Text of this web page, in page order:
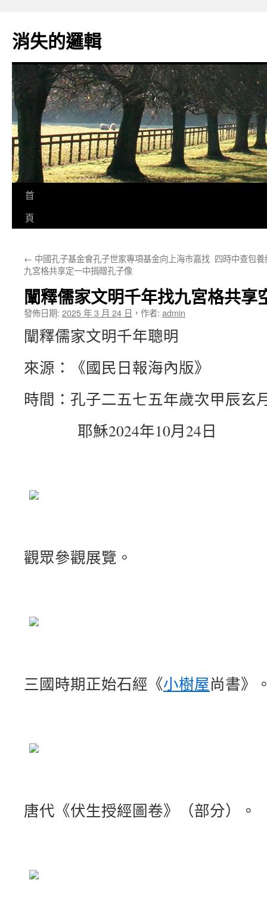
主
要
消失的邏輯
首
頁
← 中國孔子基金會孔子世家專項基金向上海市嘉找
九宮格共享定一中捐贈孔子像
四時中查包
闡釋儒家文明千年找九宮格共享
發佈日期: 2025 年 3 月 24 日 ， 作者: admin
闡釋儒家文明千年聰明
來源：《國民日報海內版》
時間：孔子二五七五年歲次甲辰玄
耶穌2024年10月24日
觀眾參觀展覽。
三國時期正始石經《小樹屋尚書》
唐代《伏生授經圖卷》（部分）。